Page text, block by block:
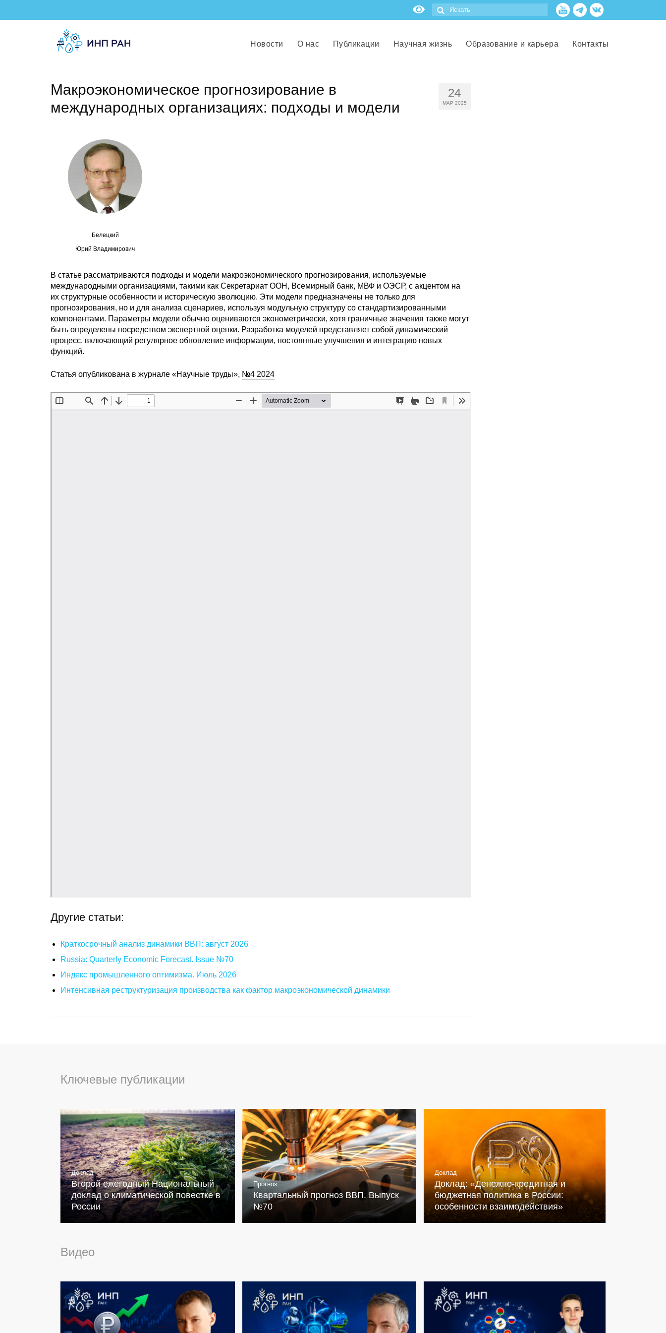
Новости О нас Публикации Научная жизнь Образование и карьера Контакты
24
МАР 2025
Макроэкономическое прогнозирование в
международных организациях: подходы и модели
Белецкий
Юрий Владимирович
В статье рассматриваются подходы и модели макроэкономического прогнозирования, используемые
международными организациями, такими как Секретариат ООН, Всемирный банк, МВФ и ОЭСР, с акцентом на
их структурные особенности и историческую эволюцию. Эти модели предназначены не только для
прогнозирования, но и для анализа сценариев, используя модульную структуру со стандартизированными
компонентами. Параметры модели обычно оцениваются эконометрически, хотя граничные значения также могут
быть определены посредством экспертной оценки. Разработка моделей представляет собой динамический
процесс, включающий регулярное обновление информации, постоянные улучшения и интеграцию новых
функций.
Статья опубликована в журнале «Научные труды», №4 2024
Другие статьи:
Краткосрочный анализ динамики ВВП: август 2026
Russia: Quarterly Economic Forecast. Issue №70
Индекс промышленного оптимизма. Июль 2026
Интенсивная реструктуризация производства как фактор макроэкономической динамики
Ключевые публикации
Доклад
Второй ежегодный Национальный
доклад о климатической повестке в
России
Прогноз
Квартальный прогноз ВВП. Выпуск
№70
Доклад
Доклад: «Денежно-кредитная и
бюджетная политика в России:
особенности взаимодействия»
Видео